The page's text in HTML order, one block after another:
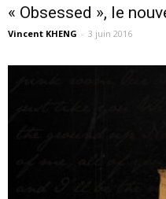
« Obsessed », le
Vincent KHENG - 3 juin 2016